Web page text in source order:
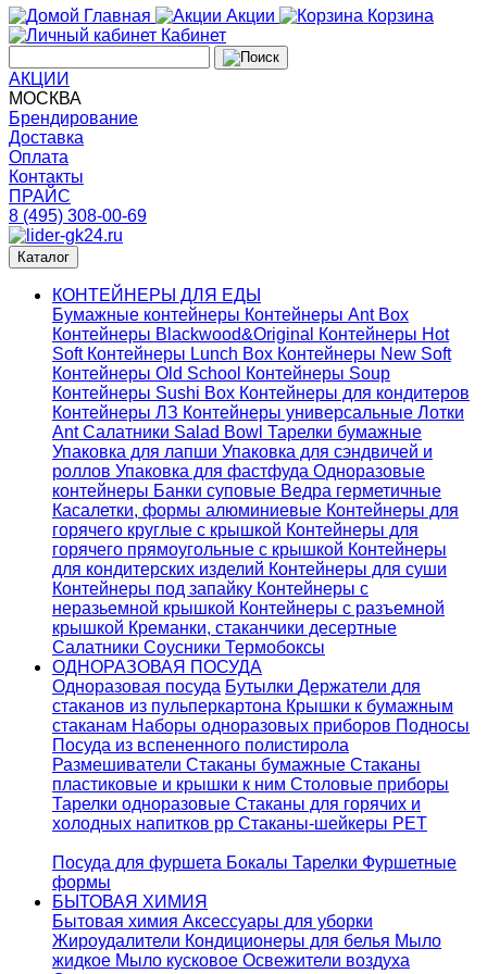
Главная Акции
Корзина
Кабинет
АКЦИИ
МОСКВА
Брендирование
Доставка
Оплата
Контакты
ПРАЙС
8 (495) 308-00-69
Каталог
КОНТЕЙНЕРЫ ДЛЯ ЕДЫ
Бумажные контейнеры Контейнеры Ant Box
Контейнеры Blackwood&Original
Контейнеры Hot
Soft Контейнеры Lunch Box Контейнеры New Soft
Контейнеры Old School Контейнеры Soup
Контейнеры Sushi Box Контейнеры для кондитеров
Контейнеры ЛЗ Контейнеры универсальные Лотки
AntСалатники Salad Bowl Тарелки бумажные
Упаковка для лапши Упаковка для сэндвичей и
роллов Упаковка для фастфуда Одноразовые
контейнеры Банки суповые Ведра герметичные
Касалетки, формы алюминиевые Контейнеры для
горячего круглые с крышкой Контейнеры для
горячего прямоугольные с крышкой Контейнеры
для кондитерских изделий Контейнеры для суши
Контейнеры под запайку Контейнеры с
неразьемной крышкой Контейнеры с разъемной
крышкой Креманки, стаканчики десертные
Салатники Соусники Термобоксы
ОДНОРАЗОВАЯ ПОСУДА
Одноразовая посуда Бутылки Держатели для
стаканов из пульперкартона Крышки к бумажным
стаканам Наборы одноразовых приборов Подносы
Посуда из вспененного полистирола
Размешиватели Стаканы бумажные Стаканы
пластиковые и крышки к ним Столовые приборы
Тарелки одноразовые Стаканы для горячих и
холодных напитков pp Стаканы-шейкеры PET
Посуда для фуршета Бокалы Тарелки Фуршетные
формы
БЫТОВАЯ ХИМИЯ
Бытовая химия Аксессуары для уборки
Жироудалители Кондиционеры для белья Мыло
жидкое Мыло кусковое Освежители воздуха